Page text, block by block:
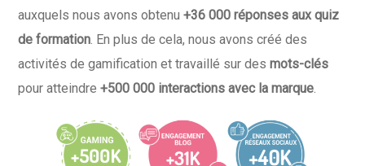
auxquels nous avons obtenu+36 000 réponses aux quiz
de formation. En plus de cela, nous avons créé des
activités de gamification et travaillé sur desmots-clés
pour atteindre+500 000 interactions avec la marque.